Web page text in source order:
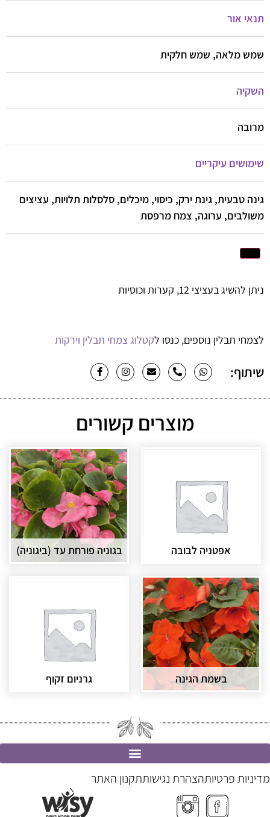
תנאי אור
שמש מלאה, שמש חלקית
השקיה
מרובה
שימושים עיקריים
גינה טבעית, גינת ירק, כיסוי, מיכלים, סלסלות תלויות, עציצים
משולבים, ערוגה, צמח מרפסת
ניתן להשיג בעציצי 12, קערות וכוסיות
לצמחי תבלין נוספים, כנסו לקטלוג צמחי תבלין וירקות
שיתוף:
מוצרים קשורים
אפטניה לבובה בגוניה פורחת עד (ביגוניה)
בשמת הגינה גרניום זקוף
מדיניות פרטיותהצהרת נגישותתקנון האתר